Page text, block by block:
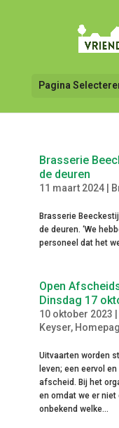
Pagina
Brasserie
de deuren
11 maart 2024|
Brasserie
de deuren. ‘We
personeel dat het
Open
Dinsdag 17
10 oktober 2023
Keyser,
Uitvaarten worden
leven; een eervol
afscheid. Bij het
en omdat we er
onbekend welke...